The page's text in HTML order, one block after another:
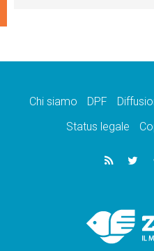
Chi siamo DPF
Status legale